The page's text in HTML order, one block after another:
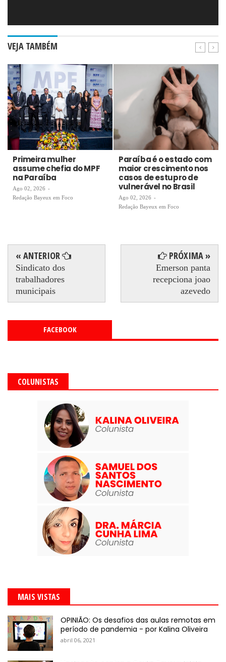
VEJA TAMBÉM
Primeira mulher
assume chefia do MPF
na Paraíba
Ago 02, 2026 -
Redação Bayeux em Foco
Paraíba é o estado com
maior crescimento nos
casos de estupro de
vulnerável no Brasil
Ago 02, 2026 -
Redação Bayeux em Foco
« ANTERIOR
Sindicato dos
trabalhadores
municipais
PRÓXIMA »
Emerson panta
recepciona joao
azevedo
FACEBOOK
COLUNISTAS
MAIS VISTAS
OPINIÃO: Os desafios das aulas remotas em
período de pandemia - por Kalina Oliveira
abril 06, 2021